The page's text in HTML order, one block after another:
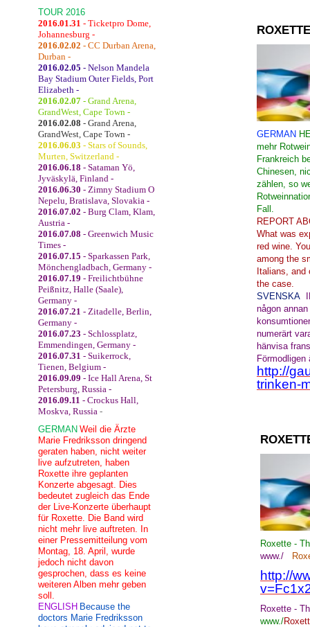
GERMAN
mehr
Frankreich
Chinesen,
zählen, so
REPORT
What was
red wine.
among the
Italians, and
the case.
SVENSKA
någon annan
numerärt
hänvisa
Förmodligen
http://
trinken-
Roxette -
www./
http://
Roxette -
www./
TOUR 2016
2016.01.31 - Ticketpro Dome,
Johannesburg -
2016.02.02 - CC Durban Arena,
Durban -
2016.02.05 - Nelson Mandela
Bay Stadium Outer Fields, Port
Elizabeth -
2016.02.07 - Grand Arena,
GrandWest, Cape Town -
2016.02.08 - Grand Arena,
GrandWest, Cape Town -
2016.06.03 - Stars of Sounds,
Murten, Switzerland -
2016.06.18 - Sataman Yö,
Jyväskylä, Finland -
2016.06.30 - Zimny Stadium O
Nepelu, Bratislava, Slovakia -
2016.07.02 - Burg Clam, Klam,
Austria -
2016.07.08 - Greenwich Music
Times -
2016.07.15 - Sparkassen Park,
Mönchengladbach, Germany -
2016.07.19 - Freilichtbühne
Peißnitz, Halle (Saale),
Germany -
2016.07.21 - Zitadelle, Berlin,
Germany -
2016.07.23 - Schlossplatz,
Emmendingen, Germany -
2016.07.31 - Suikerrock,
Tienen, Belgium -
2016.09.09 - Ice Hall Arena, St
Petersburg, Russia -
2016.09.11 - Crockus Hall,
Moskva, Russia -
GERMAN Weil die Ärzte
Marie Fredriksson dringend
geraten haben, nicht weiter
live aufzutreten, haben
Roxette ihre geplanten
Konzerte abgesagt. Dies
bedeutet zugleich das Ende
der Live-Konzerte überhaupt
für Roxette. Die Band wird
nicht mehr live auftreten. In
einer Pressemitteilung vom
Montag, 18. April, wurde
jedoch nicht davon
gesprochen, dass es keine
weiteren Alben mehr geben
soll.
ENGLISH Because the
doctors Marie Fredriksson